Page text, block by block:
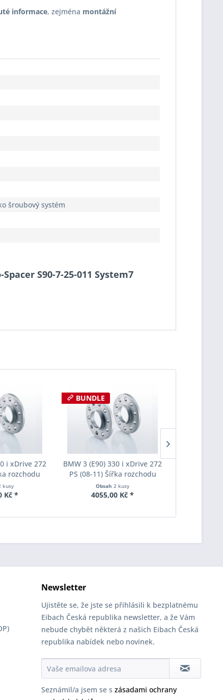
informace, zejména montážní
šroubový systém
S90-7-25-011 System7
i xDrive 272
rozchodu
S90-2-15-
15mm
kusy
Kč *
BUNDLE
BMW 3 (E90) 330 i xDrive 272
PS (08-11) Šířka rozchodu
Eibach Pro-Spacer S90-2-20-
020 System2 Tloušťka 20mm
Obsah2 kusy
4055,00 Kč *
Newsletter
Ujistěte se, že jste se přihlásili k bezplatnému
Eibach Česká republika newsletter, a že Vám
nebude chybět některá z našich Eibach Česká
republika nabídek nebo novinek.
Seznámil/a jsem se s zásadami ochrany